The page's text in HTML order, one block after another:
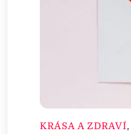
KRÁSA A ZDRAVÍ,